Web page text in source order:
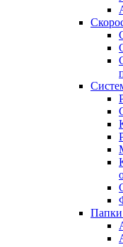
Папки